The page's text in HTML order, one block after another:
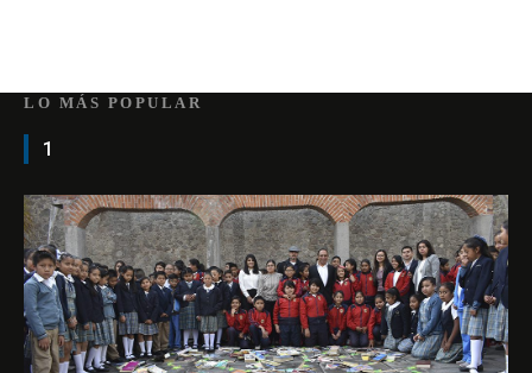
LO MÁS POPULAR
1